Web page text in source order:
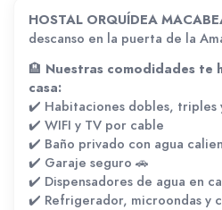
HOSTAL ORQUÍDEA
descanso en la puerta de la
🏨 Nuestras comodidades te
casa:
✔️ Habitaciones dobles, triples
✔️ WIFI y TV por cable
✔️ Baño privado con agua
✔️ Garaje seguro 🚗
✔️ Dispensadores de agua en
✔️ Refrigerador, microondas y